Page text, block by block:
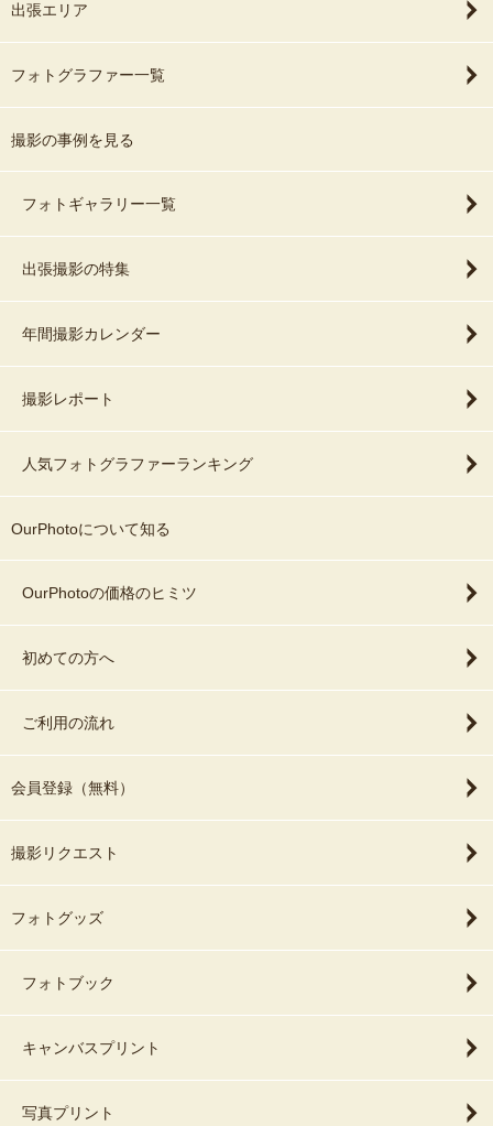
出張エリア
フォトグラファー一覧
撮影の事例を見る
フォトギャラリー一覧
出張撮影の特集
年間撮影カレンダー
撮影レポート
人気フォトグラファーランキング
OurPhotoについて知る
OurPhotoの価格のヒミツ
初めての方へ
ご利用の流れ
会員登録（無料）
撮影リクエスト
フォトグッズ
フォトブック
キャンバスプリント
写真プリント